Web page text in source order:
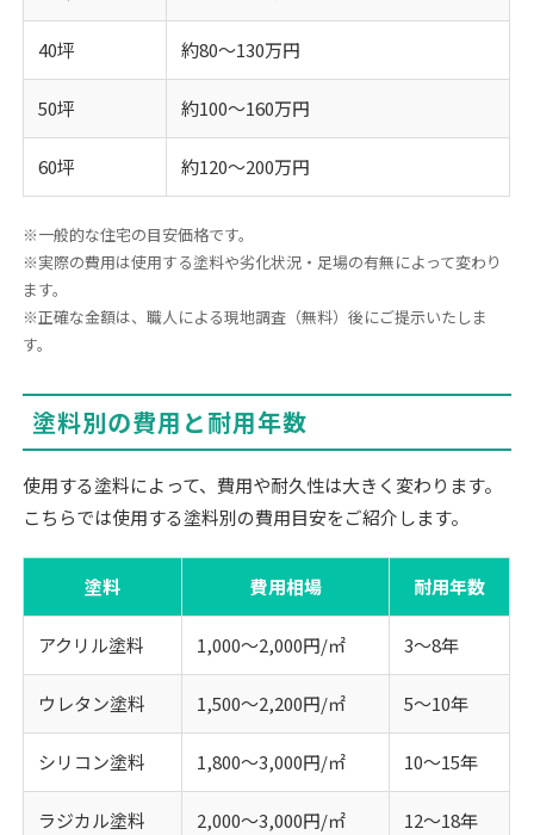
40坪 約80～130万円
50坪 約100～160万円
60坪 約120～200万円
※一般的な住宅の目安価格です。
※実際の費用は使用する塗料や劣化状況・足場の有無によって変わり
ます。
※正確な金額は、職人による現地調査（無料）後にご提示いたしま
す。
塗料別の費用と耐用年数
使用する塗料によって、費用や耐久性は大きく変わります。
こちらでは使用する塗料別の費用目安をご紹介します。
塗料 費用相場 耐用年数
アクリル塗料 1,000〜2,000円/㎡ 3〜8年
ウレタン塗料 1,500〜2,200円/㎡ 5〜10年
シリコン塗料 1,800〜3,000円/㎡ 10〜15年
ラジカル塗料 2,000〜3,000円/㎡ 12〜18年